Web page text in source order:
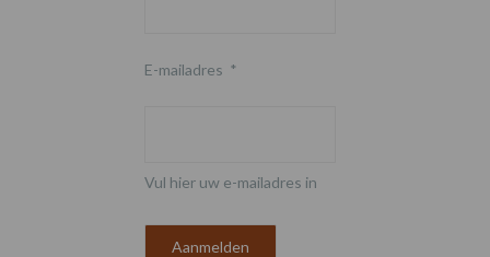
E-mailadres *
Vul hier uw e-mailadres in